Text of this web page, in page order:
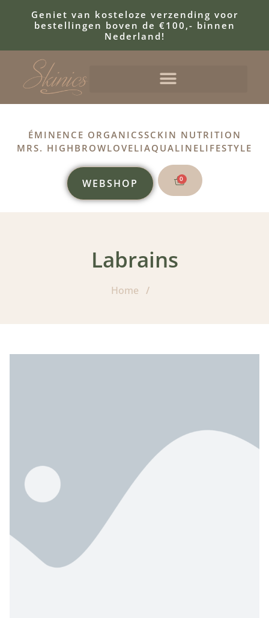
Geniet van kosteloze verzending voor
bestellingen boven de €100,- binnen
Nederland!
ÉMINENCE ORGANICSSCKIN NUTRITION
MRS. HIGHBROWLOVELIAQUALINELIFESTYLE
WEBSHOP 0
Labrains
Home /